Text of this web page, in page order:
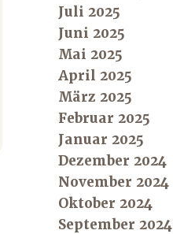
Juli 2025
Juni 2025
Mai 2025
April 2025
März 2025
Februar 2025
Januar 2025
Dezember 2024
November 2024
Oktober 2024
September 2024